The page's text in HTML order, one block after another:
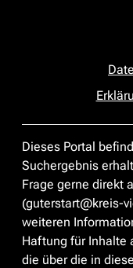
Dieses Portal
Suchergebnis
Frage gerne direkt
(guterstart@kreis-
weiteren
Haftung für Inhalte
die über die in